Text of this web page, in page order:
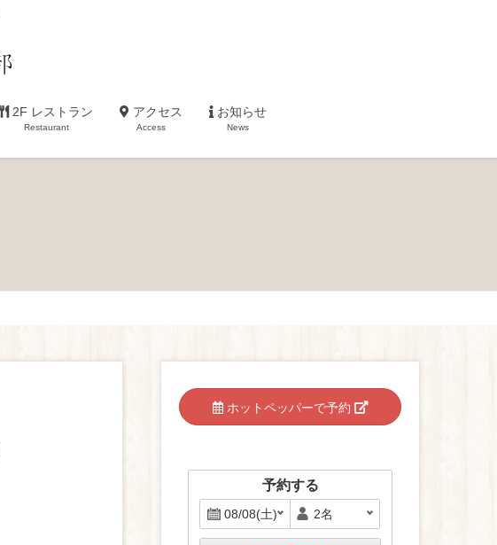
2F レストラン
Restaurant
アクセス
Access
お知らせ
News
ホットペッパーで予約
予約する